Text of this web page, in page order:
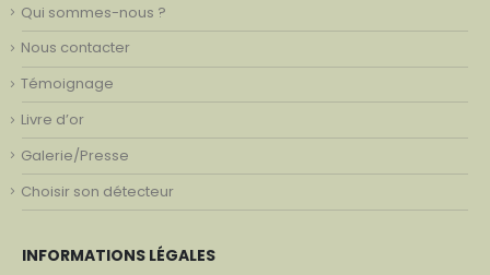
Qui sommes-nous ?
Nous contacter
Témoignage
Livre d’or
Galerie/Presse
Choisir son détecteur
INFORMATIONS LÉGALES